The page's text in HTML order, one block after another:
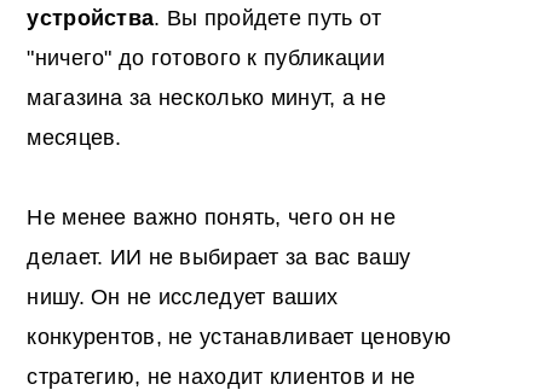
устройства. Вы пройдете путь от
"ничего" до готового к публикации
магазина за несколько минут, а не
месяцев.
Не менее важно понять, чего он не
делает. ИИ не выбирает за вас вашу
нишу. Он не исследует ваших
конкурентов, не устанавливает ценовую
стратегию, не находит клиентов и не